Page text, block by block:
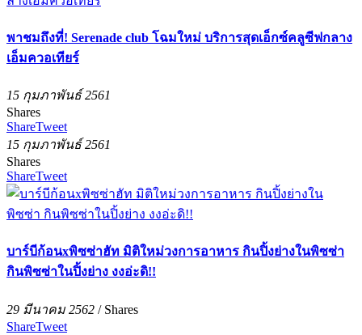
พาชมถึงที่! Serenade club โฉมใหม่ บริการสุดเอ็กซ์คลูซีฟกลาง
เอ็มควอเทียร์
15 กุมภาพันธ์ 2561
Shares
ShareTweet
15 กุมภาพันธ์ 2561
Shares
ShareTweet
บาร์บีก้อนxพิซซ่าฮัท มิติใหม่วงการอาหาร กินปิ้งย่างในพิซซ่า
กินพิซซ่าในปิ้งย่าง งงอ่ะดิ!!
29 มีนาคม 2562 / Shares
ShareTweet